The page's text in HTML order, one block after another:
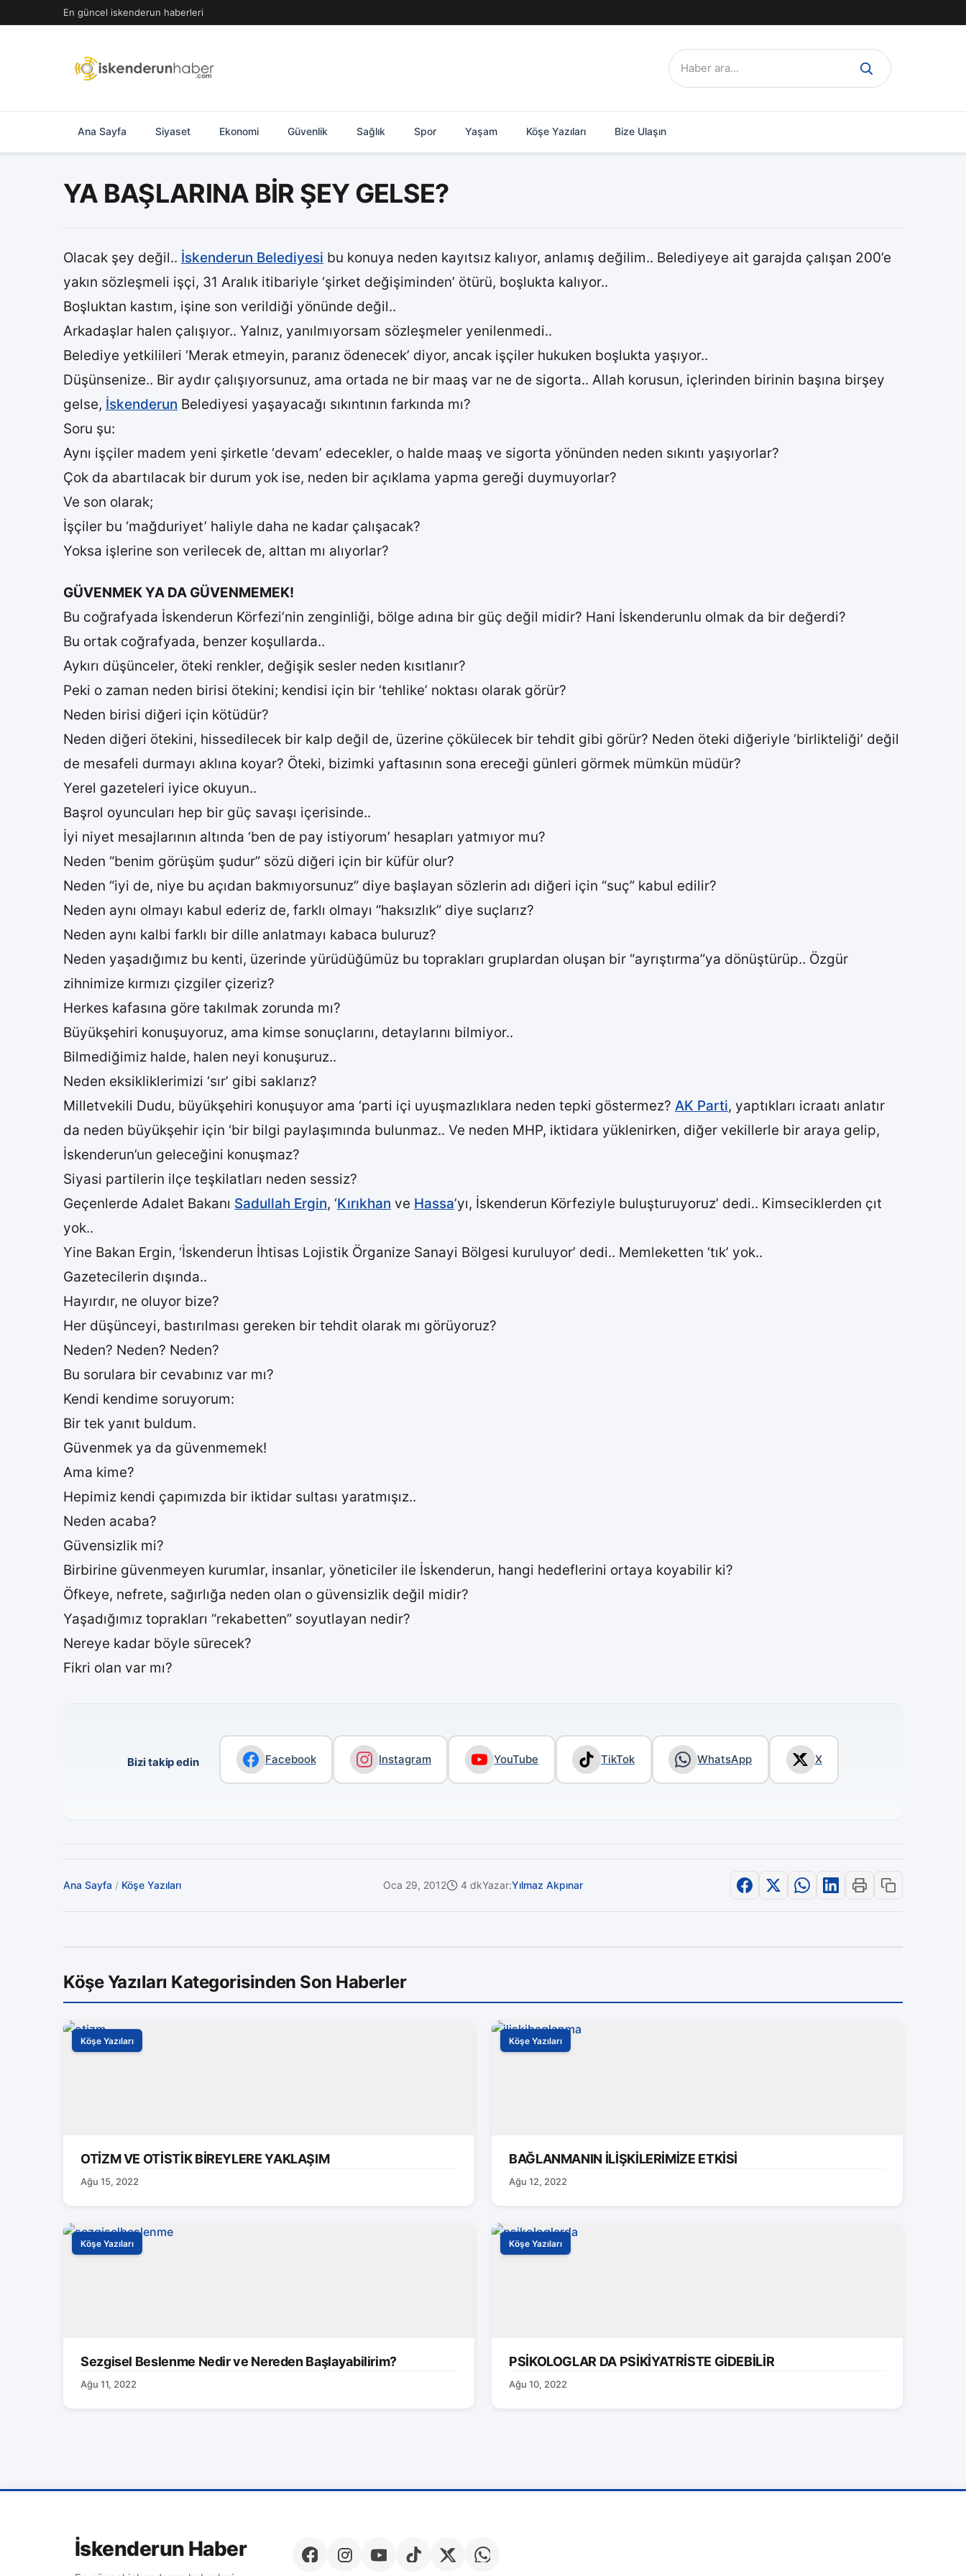
geç
En güncel iskenderun haberleri
Ara:
Ana Sayfa Siyaset Ekonomi Güvenlik Sağlık Spor Yaşam Köşe Yazıları Bize Ulaşın
YA BAŞLARINA BİR ŞEY GELSE?
Olacak şey değil.. İskenderun Belediyesi bu konuya neden kayıtsız kalıyor, anlamış değilim.. Belediyeye ait garajda çalışan 200’e
yakın sözleşmeli işçi, 31 Aralık itibariyle ‘şirket değişiminden’ ötürü, boşlukta kalıyor..
Boşluktan kastım, işine son verildiği yönünde değil..
Arkadaşlar halen çalışıyor.. Yalnız, yanılmıyorsam sözleşmeler yenilenmedi..
Belediye yetkilileri ‘Merak etmeyin, paranız ödenecek’ diyor, ancak işçiler hukuken boşlukta yaşıyor..
Düşünsenize.. Bir aydır çalışıyorsunuz, ama ortada ne bir maaş var ne de sigorta.. Allah korusun, içlerinden birinin başına birşey
gelse, İskenderun Belediyesi yaşayacağı sıkıntının farkında mı?
Soru şu:
Aynı işçiler madem yeni şirketle ‘devam’ edecekler, o halde maaş ve sigorta yönünden neden sıkıntı yaşıyorlar?
Çok da abartılacak bir durum yok ise, neden bir açıklama yapma gereği duymuyorlar?
Ve son olarak;
İşçiler bu ‘mağduriyet’ haliyle daha ne kadar çalışacak?
Yoksa işlerine son verilecek de, alttan mı alıyorlar?
GÜVENMEK YA DA GÜVENMEMEK!
Bu coğrafyada İskenderun Körfezi’nin zenginliği, bölge adına bir güç değil midir? Hani İskenderunlu olmak da bir değerdi?
Bu ortak coğrafyada, benzer koşullarda..
Aykırı düşünceler, öteki renkler, değişik sesler neden kısıtlanır?
Peki o zaman neden birisi ötekini; kendisi için bir ‘tehlike’ noktası olarak görür?
Neden birisi diğeri için kötüdür?
Neden diğeri ötekini, hissedilecek bir kalp değil de, üzerine çökülecek bir tehdit gibi görür? Neden öteki diğeriyle ‘birlikteliği’ değil
de mesafeli durmayı aklına koyar? Öteki, bizimki yaftasının sona ereceği günleri görmek mümkün müdür?
Yerel gazeteleri iyice okuyun..
Başrol oyuncuları hep bir güç savaşı içerisinde..
İyi niyet mesajlarının altında ‘ben de pay istiyorum’ hesapları yatmıyor mu?
Neden “benim görüşüm şudur” sözü diğeri için bir küfür olur?
Neden “iyi de, niye bu açıdan bakmıyorsunuz” diye başlayan sözlerin adı diğeri için “suç” kabul edilir?
Neden aynı olmayı kabul ederiz de, farklı olmayı “haksızlık” diye suçlarız?
Neden aynı kalbi farklı bir dille anlatmayı kabaca buluruz?
Neden yaşadığımız bu kenti, üzerinde yürüdüğümüz bu toprakları gruplardan oluşan bir “ayrıştırma”ya dönüştürüp.. Özgür
zihnimize kırmızı çizgiler çizeriz?
Herkes kafasına göre takılmak zorunda mı?
Büyükşehiri konuşuyoruz, ama kimse sonuçlarını, detaylarını bilmiyor..
Bilmediğimiz halde, halen neyi konuşuruz..
Neden eksikliklerimizi ‘sır’ gibi saklarız?
Milletvekili Dudu, büyükşehiri konuşuyor ama ‘parti içi uyuşmazlıklara neden tepki göstermez? AK Parti, yaptıkları icraatı anlatır
da neden büyükşehir için ‘bir bilgi paylaşımında bulunmaz.. Ve neden MHP, iktidara yüklenirken, diğer vekillerle bir araya gelip,
İskenderun’un geleceğini konuşmaz?
Siyasi partilerin ilçe teşkilatları neden sessiz?
Geçenlerde Adalet Bakanı Sadullah Ergin, ‘Kırıkhan ve Hassa’yı, İskenderun Körfeziyle buluşturuyoruz’ dedi.. Kimseciklerden çıt
yok..
Yine Bakan Ergin, ‘İskenderun İhtisas Lojistik Örganize Sanayi Bölgesi kuruluyor’ dedi.. Memleketten ‘tık’ yok..
Gazetecilerin dışında..
Hayırdır, ne oluyor bize?
Her düşünceyi, bastırılması gereken bir tehdit olarak mı görüyoruz?
Neden? Neden? Neden?
Bu sorulara bir cevabınız var mı?
Kendi kendime soruyorum:
Bir tek yanıt buldum.
Güvenmek ya da güvenmemek!
Ama kime?
Hepimiz kendi çapımızda bir iktidar sultası yaratmışız..
Neden acaba?
Güvensizlik mi?
Birbirine güvenmeyen kurumlar, insanlar, yöneticiler ile İskenderun, hangi hedeflerini ortaya koyabilir ki?
Öfkeye, nefrete, sağırlığa neden olan o güvensizlik değil midir?
Yaşadığımız toprakları “rekabetten” soyutlayan nedir?
Nereye kadar böyle sürecek?
Fikri olan var mı?
Bizi takip edin Facebook Instagram YouTube TikTok WhatsApp X
Ana Sayfa / Köşe Yazıları Oca 29, 2012 4 dkYazar:Yılmaz Akpınar
Köşe Yazıları Kategorisinden Son Haberler
Köşe Yazıları
OTİZM VE OTİSTİK BİREYLERE YAKLAŞIM
Ağu 15, 2022
Köşe Yazıları
BAĞLANMANIN İLİŞKİLERİMİZE ETKİSİ
Ağu 12, 2022
Köşe Yazıları
Sezgisel Beslenme Nedir ve Nereden Başlayabilirim?
Ağu 11, 2022
Köşe Yazıları
PSİKOLOGLAR DA PSİKİYATRİSTE GİDEBİLİR
Ağu 10, 2022
İskenderun Haber